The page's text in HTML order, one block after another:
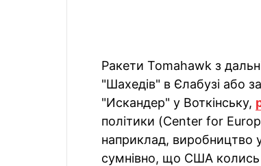
Ракети Tomahawk з
"Шахедів" в Єлабузі або
"Искандер" у Воткінську,
політики (Center for
наприклад, виробництво
сумнівно, що США колись